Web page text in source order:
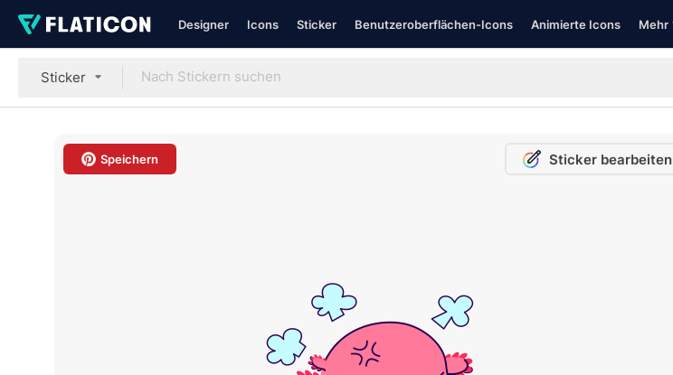
Designer Icons Sticker Benutzeroberflächen-Icons Animierte Icons Mehr
Sticker
Speichern Sticker bearbeiten